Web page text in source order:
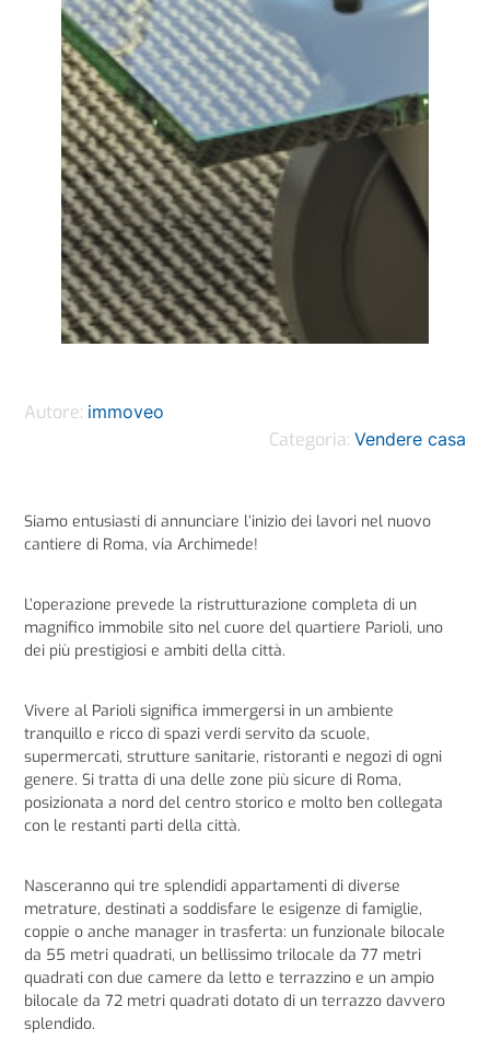
Autore: immoveo
Categoria: Vendere casa
Siamo entusiasti di annunciare l’inizio dei lavori nel nuovo
cantiere di Roma, via Archimede!
L’operazione prevede la ristrutturazione completa di un
magnifico immobile sito nel cuore del quartiere Parioli, uno
dei più prestigiosi e ambiti della città.
Vivere al Parioli significa immergersi in un ambiente
tranquillo e ricco di spazi verdi servito da scuole,
supermercati, strutture sanitarie, ristoranti e negozi di ogni
genere. Si tratta di una delle zone più sicure di Roma,
posizionata a nord del centro storico e molto ben collegata
con le restanti parti della città.
Nasceranno qui tre splendidi appartamenti di diverse
metrature, destinati a soddisfare le esigenze di famiglie,
coppie o anche manager in trasferta: un funzionale bilocale
da 55 metri quadrati, un bellissimo trilocale da 77 metri
quadrati con due camere da letto e terrazzino e un ampio
bilocale da 72 metri quadrati dotato di un terrazzo davvero
splendido.